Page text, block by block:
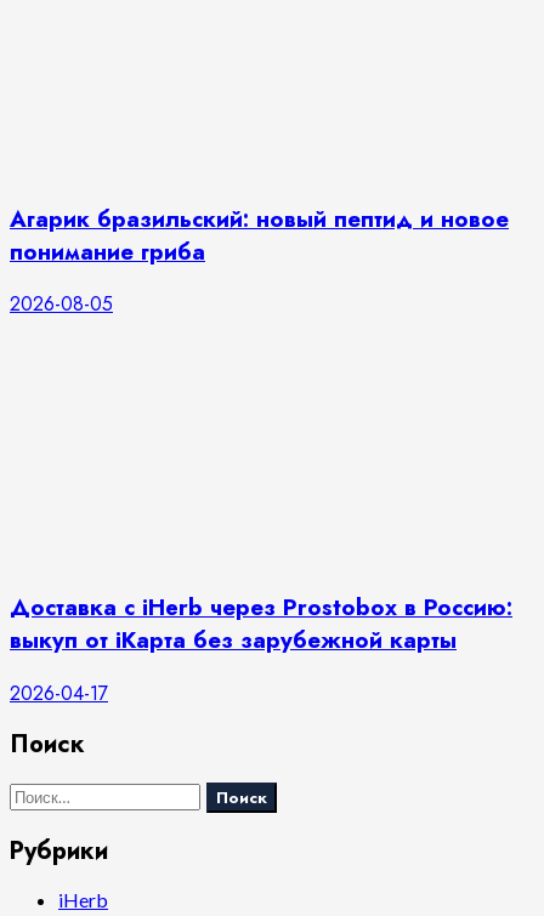
Агарик бразильский: новый пептид и новое
понимание гриба
2026-08-05
Доставка с iHerb через Prostobox в Россию:
выкуп от iКарта без зарубежной карты
2026-04-17
Поиск
Найти:
Рубрики
iHerb